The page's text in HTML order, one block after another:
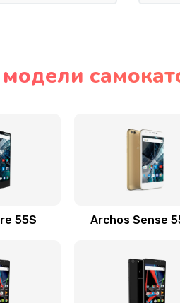
55S Archos Sense